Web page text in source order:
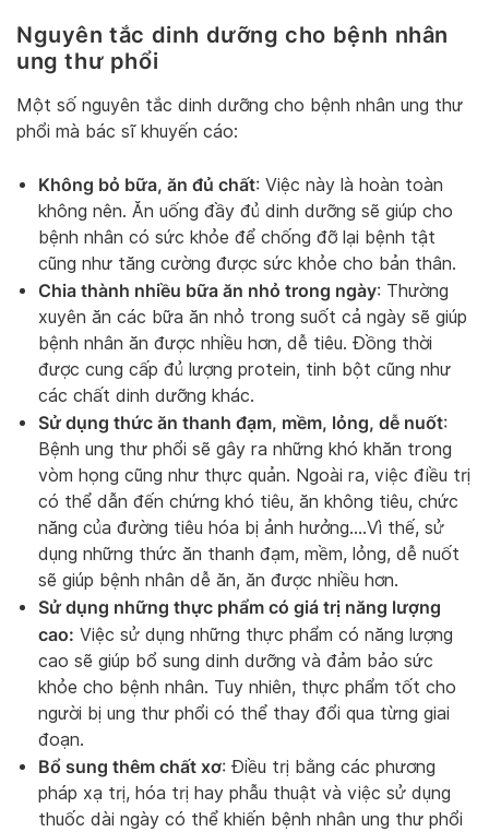
Nguyên tắc dinh dưỡng cho bệnh nhân
ung thư phổi
Một số nguyên tắc dinh dưỡng cho bệnh nhân ung thư
phổi mà bác sĩ khuyến cáo:
Không bỏ bữa, ăn đủ chất: Việc này là hoàn toàn
không nên. Ăn uống đầy đủ dinh dưỡng sẽ giúp cho
bệnh nhân có sức khỏe để chống đỡ lại bệnh tật
cũng như tăng cường được sức khỏe cho bản thân.
Chia thành nhiều bữa ăn nhỏ trong ngày: Thường
xuyên ăn các bữa ăn nhỏ trong suốt cả ngày sẽ giúp
bệnh nhân ăn được nhiều hơn, dễ tiêu. Đồng thời
được cung cấp đủ lượng protein, tinh bột cũng như
các chất dinh dưỡng khác.
Sử dụng thức ăn thanh đạm, mềm, lỏng, dễ nuốt:
Bệnh ung thư phổi sẽ gây ra những khó khăn trong
vòm họng cũng như thực quản. Ngoài ra, việc điều trị
có thể dẫn đến chứng khó tiêu, ăn không tiêu, chức
năng của đường tiêu hóa bị ảnh hưởng….Vì thế, sử
dụng những thức ăn thanh đạm, mềm, lỏng, dễ nuốt
sẽ giúp bệnh nhân dễ ăn, ăn được nhiều hơn.
Sử dụng những thực phẩm có giá trị năng lượng
cao: Việc sử dụng những thực phẩm có năng lượng
cao sẽ giúp bổ sung dinh dưỡng và đảm bảo sức
khỏe cho bệnh nhân. Tuy nhiên, thực phẩm tốt cho
người bị ung thư phổi có thể thay đổi qua từng giai
đoạn.
Bổ sung thêm chất xơ: Điều trị bằng các phương
pháp xạ trị, hóa trị hay phẫu thuật và việc sử dụng
thuốc dài ngày có thể khiến bệnh nhân ung thư phổi